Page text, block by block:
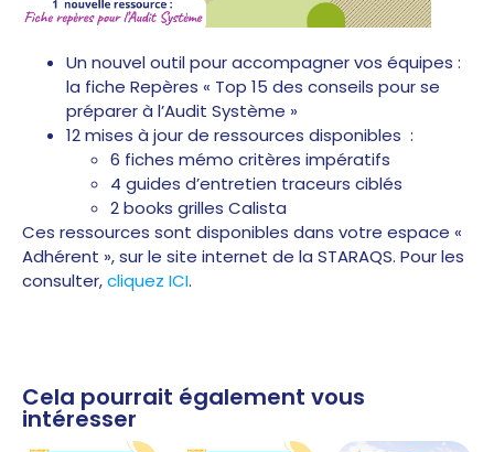
Un nouvel outil pour accompagner vos équipes :
la fiche Repères « Top 15 des conseils pour se
préparer à l’Audit Système »
12 mises à jour de ressources disponibles :
6 fiches mémo critères impératifs
4 guides d’entretien traceurs ciblés
2 books grilles Calista
Ces ressources sont disponibles dans votre espace «
Adhérent », sur le site internet de la STARAQS. Pour les
consulter,cliquez ICI.
Cela pourrait également vous
intéresser